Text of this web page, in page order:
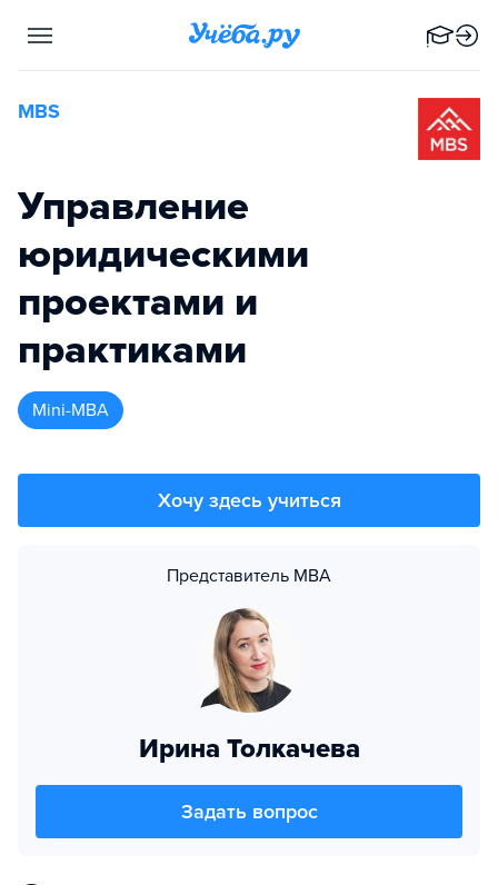
MBS
Управление
юридическими
проектами и
практиками
Mini-MBA
Хочу здесь учиться
Представитель MBA
Ирина Толкачева
Задать вопрос